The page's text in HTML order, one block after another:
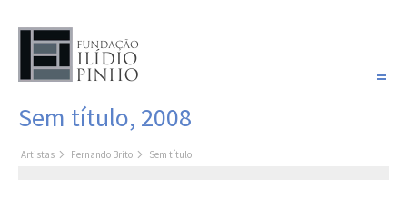
Sem título, 2008
Artistas Fernando Brito Sem título